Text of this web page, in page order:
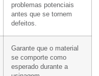
problemas potenciais
antes que se tornem
defeitos.
Garante que o material
se comporte como
esperado durante a